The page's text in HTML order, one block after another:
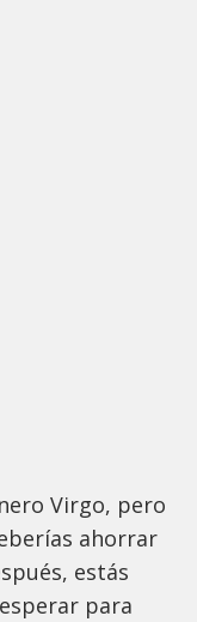
Virgo, pero
ahorrar
estás
para